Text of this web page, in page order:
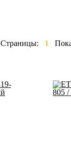
Страницы: 1